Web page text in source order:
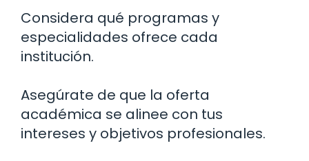
Considera qué programas y
especialidades ofrece cada
institución.
Asegúrate de que la oferta
académica se alinee con tus
intereses y objetivos profesionales.